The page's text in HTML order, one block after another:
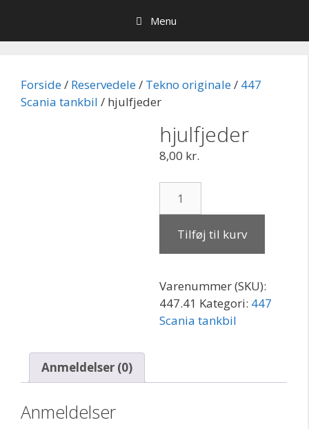
indhold
Menu
Forside/ Reservedele/ Tekno originale/ 447
Scania tankbil / hjulfjeder
hjulfjeder
8,00 kr.
antal
Tilføj til kurv
Varenummer (SKU):
447.41 Kategori: 447
Scania tankbil
Anmeldelser (0)
Anmeldelser